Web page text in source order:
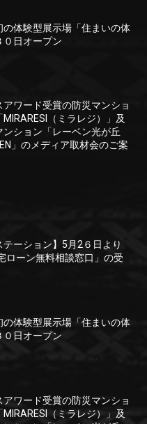
の体験型展示場「住まいの体
０日オープン
アワード受賞の防災マンショ
MIRARESI（ミラレジ）」及
ンション「レーベン光が丘
」のメディア取材会のご案
テーション】5月2６日より
ローン無料相談窓口」の受
の体験型展示場「住まいの体
０日オープン
アワード受賞の防災マンショ
MIRARESI（ミラレジ）」及